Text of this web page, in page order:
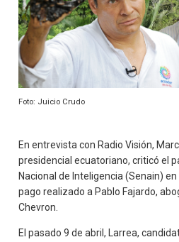
Foto: Juicio Crudo
En entrevista con Radio Visión,
presidencial ecuatoriano, criticó el
Nacional de Inteligencia (Senain)
pago realizado a Pablo Fajardo,
Chevron.
El pasado 9 de abril, Larrea,